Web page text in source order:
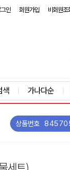
인 회원가입 비회원조
색 가나다순
상품번호